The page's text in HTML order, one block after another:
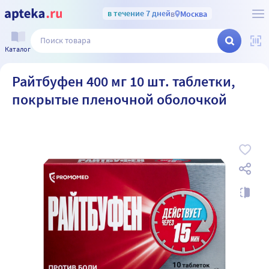
в течение 7 днейв Москва
Каталог
Райтбуфен 400 мг 10 шт. таблетки,
покрытые пленочной оболочкой